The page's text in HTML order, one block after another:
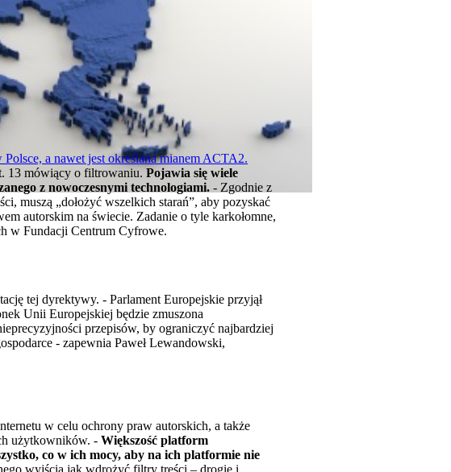
a nawet jest określana mianem ACTA2.
13 mówiący o filtrowaniu. Pojawia się wiele
z nowoczesnymi technologiami. - Zgodnie z
muszą „dołożyć wszelkich starań”, aby pozyskać
autorskim na świecie. Zadanie o tyle karkołomne,
w Fundacji Centrum Cyfrowe.
tej dyrektywy. - Parlament Europejskie przyjął
Unii Europejskiej będzie zmuszona
przepisów, by ograniczyć najbardziej
- zapewnia Paweł Lewandowski,
w celu ochrony praw autorskich, a także
użytkowników. - Większość platform
co w ich mocy, aby na ich platformie nie